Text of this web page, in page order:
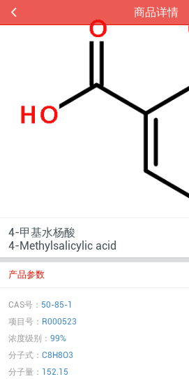
商品详情
4-甲基水杨酸
4-Methylsalicylic acid
产品参数
CAS号： 50-85-1
项目号： R000523
浓度级别： 99%
分子式： C8H8O3
分子量： 152.15